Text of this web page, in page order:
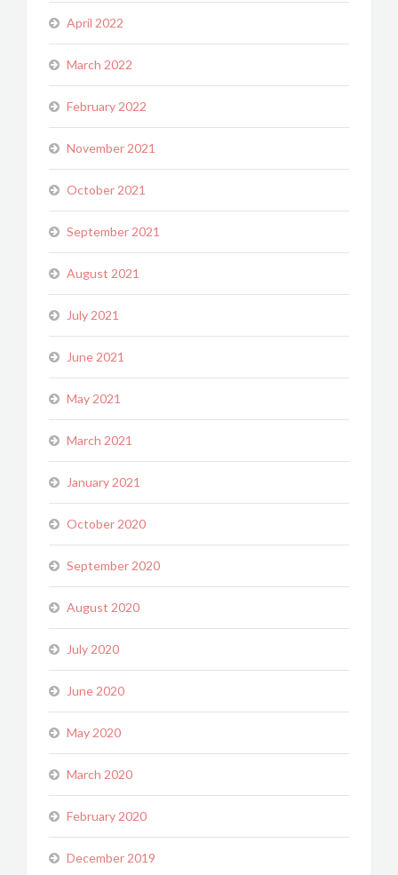
April 2022
March 2022
February 2022
November 2021
October 2021
September 2021
August 2021
July 2021
June 2021
May 2021
March 2021
January 2021
October 2020
September 2020
August 2020
July 2020
June 2020
May 2020
March 2020
February 2020
December 2019